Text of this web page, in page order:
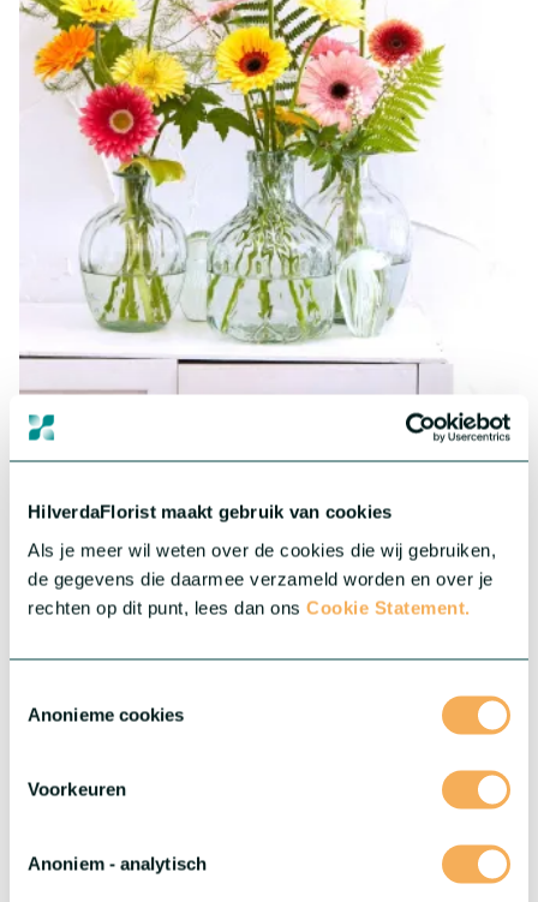
HilverdaFlorist maakt gebruik van cookies
Als je meer wil weten over de cookies die wij gebruiken,
de gegevens die daarmee verzameld worden en over je
rechten op dit punt, lees dan ons Cookie Statement.
Anonieme cookies
Voorkeuren
Anoniem - analytisch
Gerbera Mini
Schattig, kleurrijk en zeer geliefd! Mini Gerbera's brengen
krachtige genetica, allemaal in prachtige kleuren. Omarm de
veelzijdigheid en schattigheid van Mini Gerbera's en laat deze
kleine schatten je assortiment verrijken.